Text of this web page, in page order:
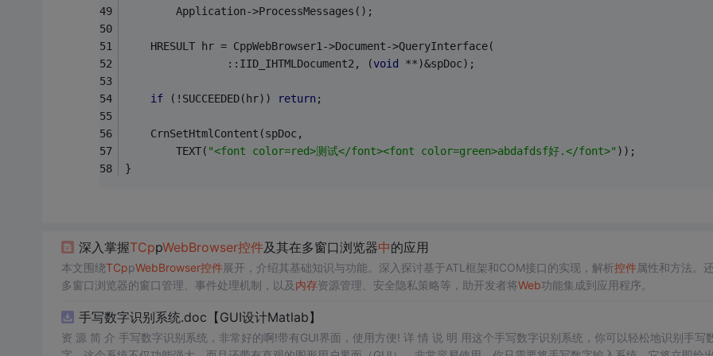
        Application->ProcessMessages();
    HRESULT hr = CppWebBrowser1->Document->QueryInterface(
                ::IID_IHTMLDocument2, (
void **)&spDoc);
if (!SUCCEEDED(hr)) return;
    CrnSetHtmlContent(spDoc,
        TEXT(
"<font color=red>测试</font><font color=green>abdafdsf好.</font>" ));
}
深入掌握TCppWebBrowser控件及其在多窗口浏览器中的应用
本文围绕TCppWebBrowser控件展开，介绍其基础知识与功能。深入探讨基于ATL框架和COM接口的实现，解析控件属性和方法。
多窗口浏览器的窗口管理、事件处理机制，以及 内存资源管理、安全隐私策略等，助开发者将Web功能集成到应用程序。
手写数字识别系统.doc【GUI设计Matlab】
资 源 简 介 手写数字识别系统，非常好的啊!带有GUI界面，使用方便! 详 情 说 明 用这个手写数字识别系统，你可以轻松地识别手写